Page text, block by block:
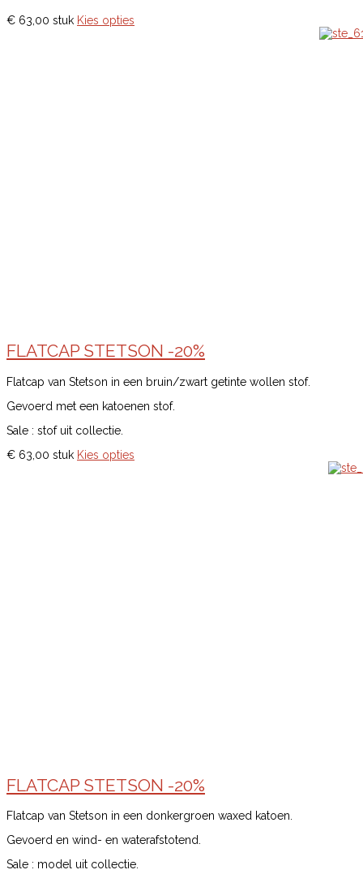
€ 63,00 stuk Kies opties
FLATCAP STETSON -20%
Flatcap van Stetson in een bruin/zwart getinte wollen stof.
Gevoerd met een katoenen stof.
Sale : stof uit collectie.
€ 63,00 stuk Kies opties
FLATCAP STETSON -20%
Flatcap van Stetson in een donkergroen waxed katoen.
Gevoerd en wind- en waterafstotend.
Sale : model uit collectie.